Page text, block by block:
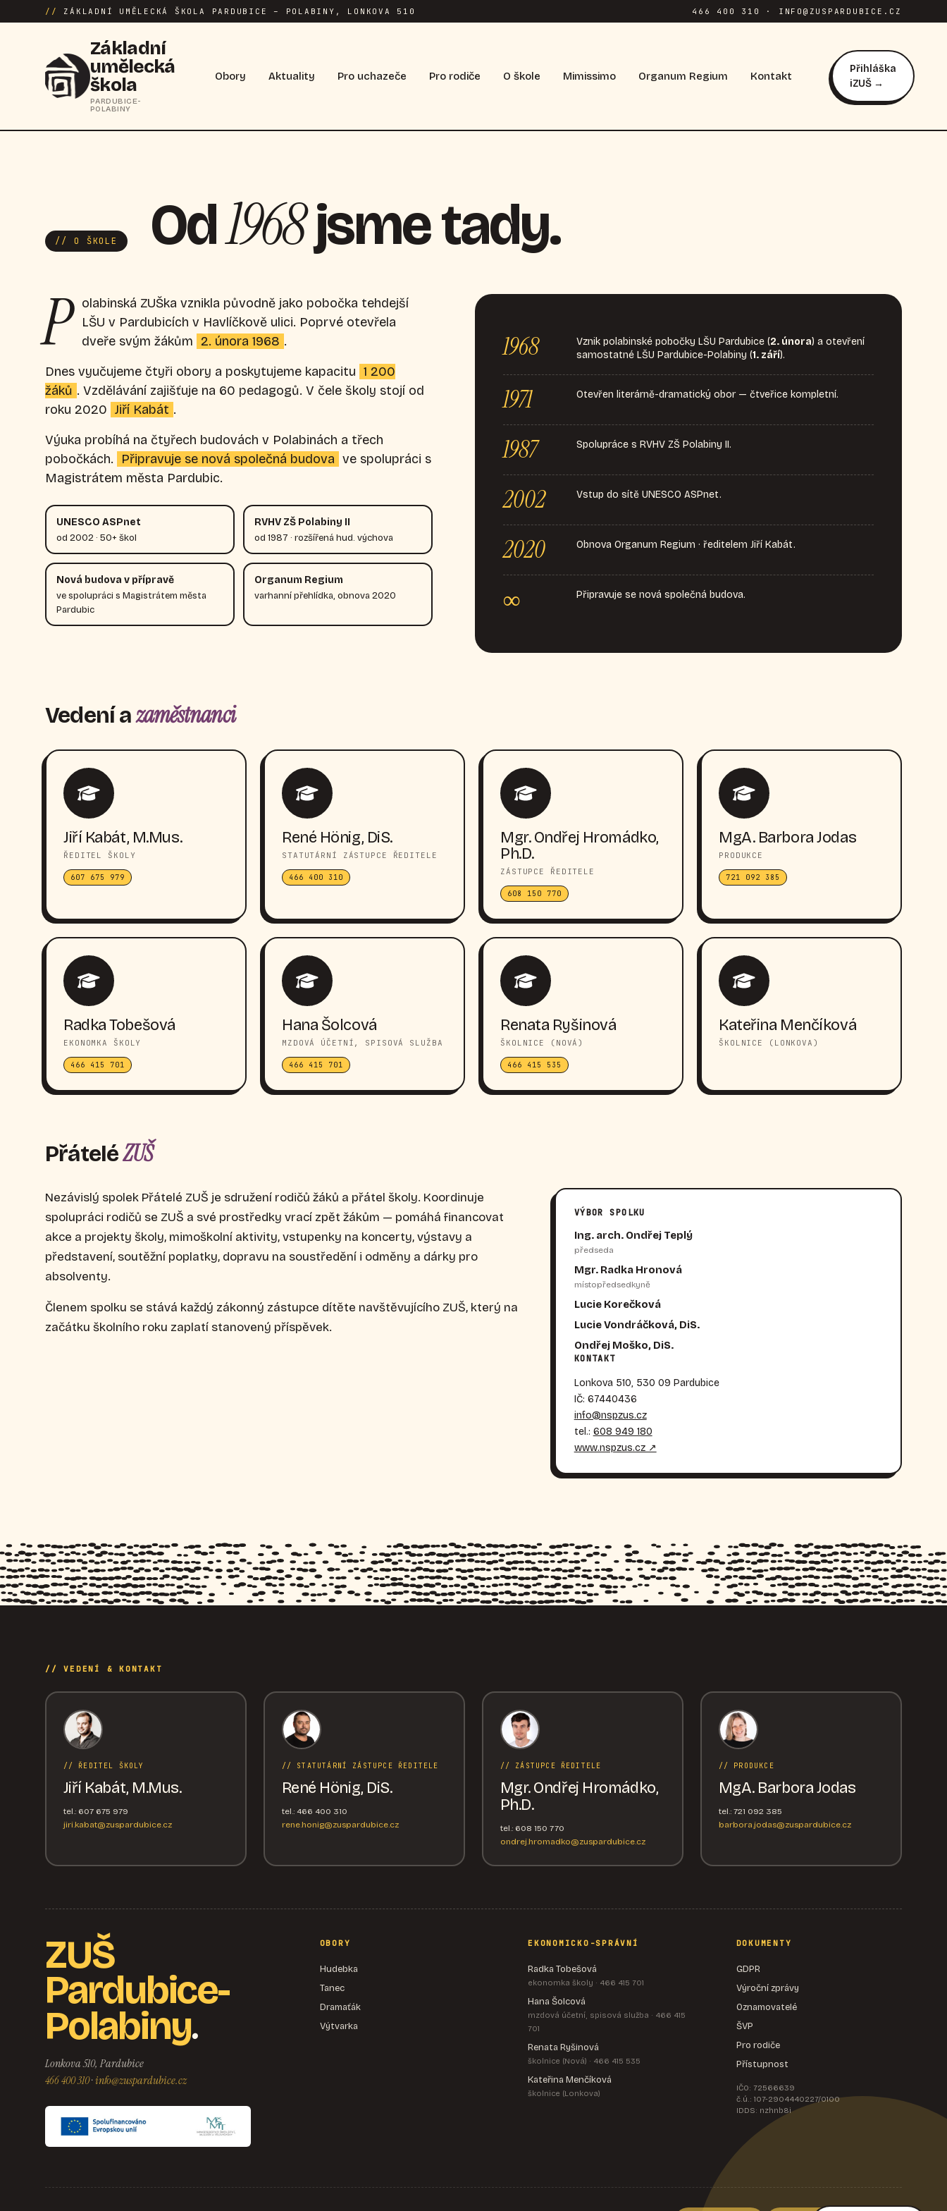
// ZÁKLADNÍ UMĚLECKÁ ŠKOLA PARDUBICE – POLABINY, LONKOVA 510 466 400 310 · INFO@ZUSPARDUBICE.CZ
Základní
umělecká
škola
PARDUBICE-
POLABINY
Obory Aktuality Pro uchazeče Pro rodiče O škole Mimissimo Organum Regium Kontakt
Přihláška
iZUŠ →
// O ŠKOLE Od1968jsme tady.
P
olabinská ZUŠka vznikla původně jako pobočka tehdejší
LŠU v Pardubicích v Havlíčkově ulici. Poprvé otevřela
dveře svým žákům 2. února 1968 .
Dnes vyučujeme čtyři obory a poskytujeme kapacitu 1 200
žáků . Vzdělávání zajišťuje na 60 pedagogů. V čele školy stojí od
roku 2020 Jiří Kabát .
Výuka probíhá na čtyřech budovách v Polabinách a třech
pobočkách.
Připravuje se nová společná budova ve spolupráci s
Magistrátem města Pardubic.
UNESCO ASPnet
od 2002 · 50+ škol
RVHV ZŠ Polabiny II
od 1987 · rozšířená hud. výchova
Nová budova v přípravě
ve spolupráci s Magistrátem města
Pardubic
Organum Regium
varhanní přehlídka, obnova 2020
1968 Vznik polabinské pobočky LŠU Pardubice (2. února) a otevření
samostatné LŠU Pardubice-Polabiny (1. září).
1971 Otevřen literárně-dramatický obor — čtveřice kompletní.
1987 Spolupráce s RVHV ZŠ Polabiny II.
2002 Vstup do sítě UNESCO ASPnet.
2020 Obnova Organum Regium · ředitelem Jiří Kabát.
∞ Připravuje se nová společná budova.
Vedení azaměstnanci
Jiří Kabát, M.Mus.
ŘEDITEL ŠKOLY
607 675 979
René Hönig, DiS.
STATUTÁRNÍ ZÁSTUPCE ŘEDITELE
466 400 310
Mgr. Ondřej Hromádko,
Ph.D.
ZÁSTUPCE ŘEDITELE
608 150 770
MgA. Barbora Jodas
PRODUKCE
721 092 385
Radka Tobešová
EKONOMKA ŠKOLY
466 415 701
Hana Šolcová
MZDOVÁ ÚČETNÍ, SPISOVÁ SLUŽBA
466 415 701
Renata Ryšinová
ŠKOLNICE (NOVÁ)
466 415 535
Kateřina Menčíková
ŠKOLNICE (LONKOVA)
PřáteléZUŠ
Nezávislý spolek Přátelé ZUŠ je sdružení rodičů žáků a přátel školy. Koordinuje
spolupráci rodičů se ZUŠ a své prostředky vrací zpět žákům — pomáhá financovat
akce a projekty školy, mimoškolní aktivity, vstupenky na koncerty, výstavy a
představení, soutěžní poplatky, dopravu na soustředění i odměny a dárky pro
absolventy.
Členem spolku se stává každý zákonný zástupce dítěte navštěvujícího ZUŠ, který na
začátku školního roku zaplatí stanovený příspěvek.
VÝBOR SPOLKU
Ing. arch. Ondřej Teplý
předseda
Mgr. Radka Hronová
místopředsedkyně
Lucie Korečková
Lucie Vondráčková, DiS.
Ondřej Moško, DiS.
KONTAKT
Lonkova 510, 530 09 Pardubice
IČ: 67440436
info@nspzus.cz
tel.: 608 949 180
www.nspzus.cz ↗
// VEDENÍ & KONTAKT
// ŘEDITEL ŠKOLY
Jiří Kabát, M.Mus.
tel.: 607 675 979
jiri.kabat@zuspardubice.cz
// STATUTÁRNÍ ZÁSTUPCE ŘEDITELE
René Hönig, DiS.
tel.: 466 400 310
rene.honig@zuspardubice.cz
// ZÁSTUPCE ŘEDITELE
Mgr. Ondřej Hromádko,
Ph.D.
tel.: 608 150 770
ondrej.hromadko@zuspardubice.cz
// PRODUKCE
MgA. Barbora Jodas
tel.: 721 092 385
barbora.jodas@zuspardubice.cz
ZUŠ
Pardubice-
Polabiny.
Lonkova 510, Pardubice
466 400 310·info@zuspardubice.cz
OBORY
Hudebka
Tanec
Dramaťák
Výtvarka
EKONOMICKO-SPRÁVNÍ
Radka Tobešová
ekonomka školy · 466 415 701
Hana Šolcová
mzdová účetní, spisová služba · 466 415
701
Renata Ryšinová
školnice (Nová) · 466 415 535
Kateřina Menčíková
školnice (Lonkova)
DOKUMENTY
GDPR
Výroční zprávy
Oznamovatelé
ŠVP
Pro rodiče
Přístupnost
IČO: 72566639
č.ú.: 107-2904440227/0100
IDDS: nzhnb8i